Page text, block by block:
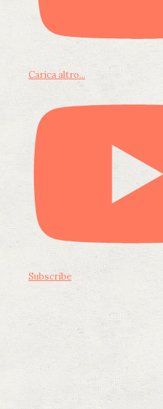
Carica altro...
Subscribe